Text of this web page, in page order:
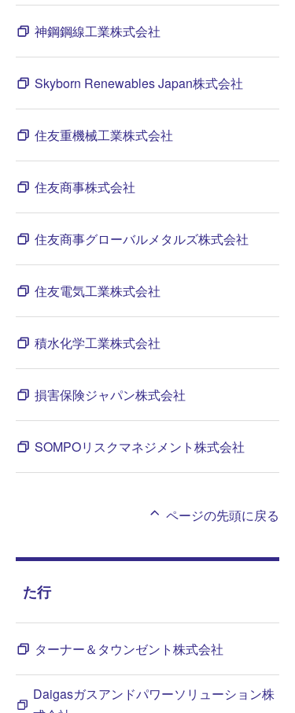
神鋼鋼線工業株式会社
Skyborn Renewables Japan株式会社
住友重機械工業株式会社
住友商事株式会社
住友商事グローバルメタルズ株式会社
住友電気工業株式会社
積水化学工業株式会社
損害保険ジャパン株式会社
SOMPOリスクマネジメント株式会社
ページの先頭に戻る
た行
ターナー＆タウンゼント株式会社
Daigasガスアンドパワーソリューション株